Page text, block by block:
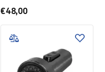
€48,00